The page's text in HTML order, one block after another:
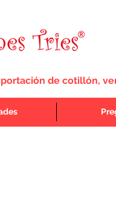
de cotillón,